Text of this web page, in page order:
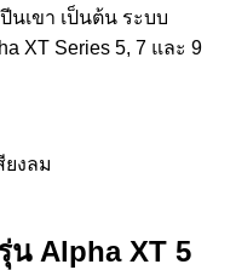
นเขา เป็นต้น ระบบ
XT Series 5, 7 และ 9
น Alpha XT 5